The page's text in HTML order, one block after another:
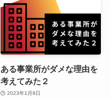
ある事業所がダメな理由を
考えてみた２
2023年1月9日